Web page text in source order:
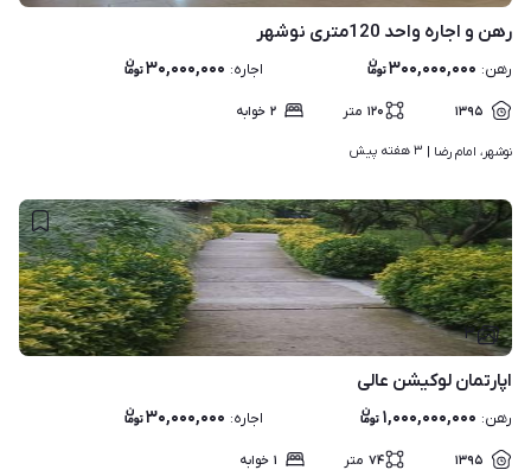
رهن و اجاره واحد 120متری نوشهر
رهن: ۳۰۰,۰۰۰,۰۰۰ اجاره: ۳۰,۰۰۰,۰۰۰
۱۳۹۵ ۱۲۰ متر ۲ خوابه
نوشهر، امام رضا | ۳ هفته پیش
۳
اپارتمان لوکیشن عالی
رهن: ۱,۰۰۰,۰۰۰,۰۰۰ اجاره: ۳۰,۰۰۰,۰۰۰
۱۳۹۵ ۷۴ متر ۱ خوابه